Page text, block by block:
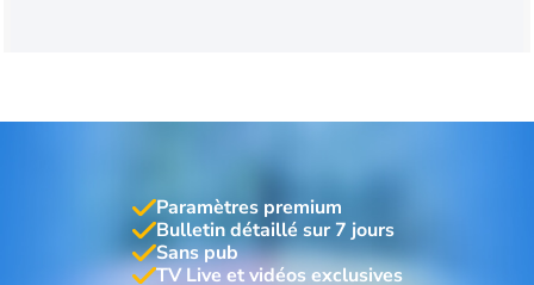
Paramètres premium
Bulletin détaillé sur 7 jours
Sans pub
TV Live et vidéos exclusives